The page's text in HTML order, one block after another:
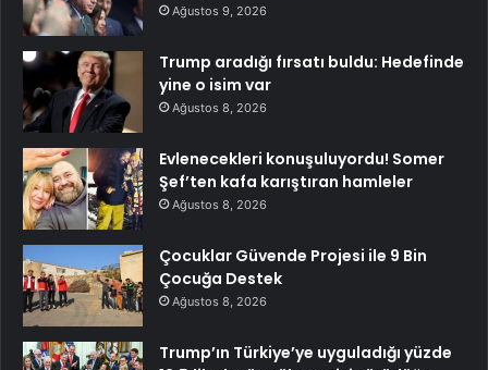
Ağustos 9, 2026
Trump aradığı fırsatı buldu: Hedefinde
yine o isim var
Ağustos 8, 2026
Evlenecekleri konuşuluyordu! Somer
Şef’ten kafa karıştıran hamleler
Ağustos 8, 2026
Çocuklar Güvende Projesi ile 9 Bin
Çocuğa Destek
Ağustos 8, 2026
Trump’ın Türkiye’ye uyguladığı yüzde